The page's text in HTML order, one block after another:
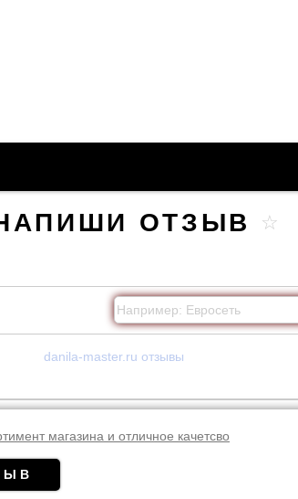
danila-master.ru отзывы
магазина и отличное качетсво